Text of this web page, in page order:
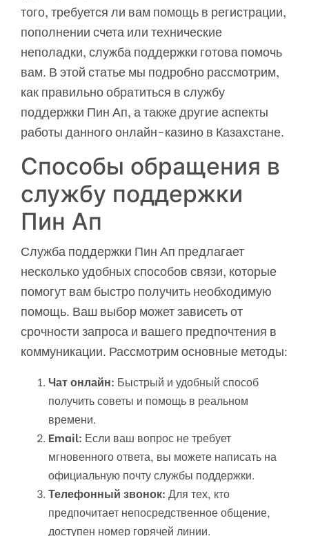
того, требуется ли вам помощь в регистрации,
пополнении счета или технические
неполадки, служба поддержки готова помочь
вам. В этой статье мы подробно рассмотрим,
как правильно обратиться в службу
поддержки Пин Ап, а также другие аспекты
работы данного онлайн-казино в Казахстане.
Способы обращения в
службу поддержки
Пин Ап
Служба поддержки Пин Ап предлагает
несколько удобных способов связи, которые
помогут вам быстро получить необходимую
помощь. Ваш выбор может зависеть от
срочности запроса и вашего предпочтения в
коммуникации. Рассмотрим основные методы:
Чат онлайн: Быстрый и удобный способ
получить советы и помощь в реальном
времени.
Email: Если ваш вопрос не требует
мгновенного ответа, вы можете написать на
официальную почту службы поддержки.
Телефонный звонок: Для тех, кто
предпочитает непосредственное общение,
доступен номер горячей линии.